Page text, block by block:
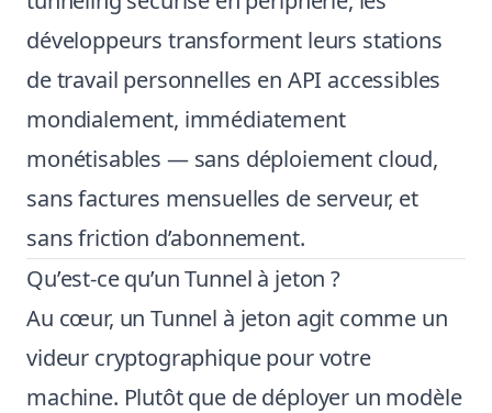
développeurs transforment leurs stations
de travail personnelles en API accessibles
mondialement, immédiatement
monétisables — sans déploiement cloud,
sans factures mensuelles de serveur, et
sans friction d’abonnement.
Qu’est-ce qu’un Tunnel à jeton ?
Au cœur, un Tunnel à jeton agit comme un
videur cryptographique pour votre
machine. Plutôt que de déployer un modèle